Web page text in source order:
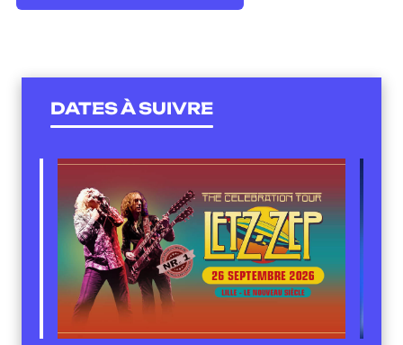
DATES À SUIVRE